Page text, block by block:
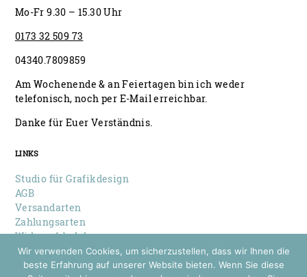
Mo-Fr 9.30 – 15.30 Uhr
0173 32 509 73
04340.7809859
Am Wochenende & an Feiertagen bin ich weder
telefonisch, noch per E-Mail erreichbar.
Danke für Euer Verständnis.
LINKS
Studio für Grafikdesign
AGB
Versandarten
Zahlungsarten
Widerrufsbelehrung
Datenschutz
Impressum
Wir verwenden Cookies, um sicherzustellen, dass wir Ihnen die
beste Erfahrung auf unserer Website bieten. Wenn Sie diese